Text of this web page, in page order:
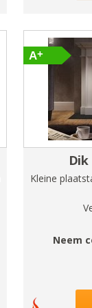
Dik
Kleine
Neem